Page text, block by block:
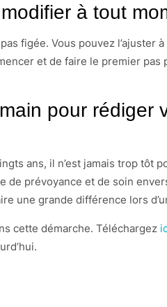
à tout
figée. Vous pouvez l’ajuster
et de faire le premier
pour rédiger
ans, il n’est jamais trop tôt
de prévoyance et de soin
une grande différence lors
cette démarche. Téléchargez